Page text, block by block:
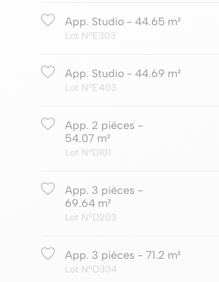
App. Studio - 44.65 m²
Lot NºE303
App. Studio - 44.69 m²
Lot NºE403
App. 2 pièces -
54.07 m²
Lot NºD101
App. 3 pièces -
69.64 m²
Lot NºD203
App. 3 pièces - 71.2 m²
Lot NºD304